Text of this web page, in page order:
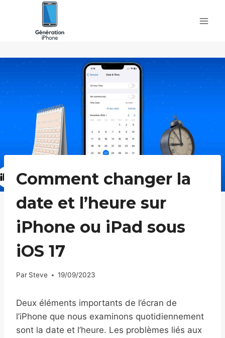
Comment changer la
date et l’heure sur
iPhone ou iPad sous
iOS 17
Par Steve 19/09/2023
Deux éléments importants de l’écran de
l’iPhone que nous examinons quotidiennement
sont la date et l’heure. Les problèmes liés aux